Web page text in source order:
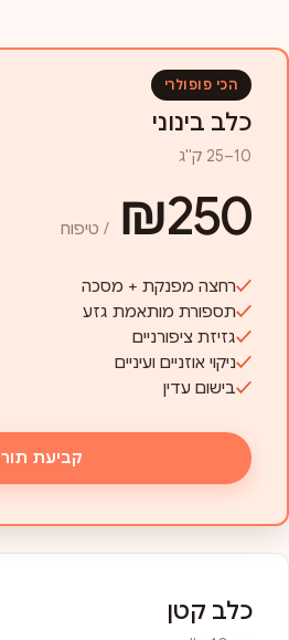
כלב קטן
הכי פופולרי
כלב בינוני
10–25 ק"ג
₪250 / טיפוח
רחצה מפנקת + מסכה
תספורת מותאמת גזע
גזיזת ציפורניים
ניקוי אוזניים ועיניים
בישום עדין
קביעת תור